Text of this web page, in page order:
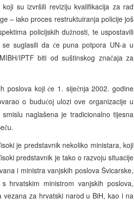
su izvršili reviziju kvalifikacija za rad
– iako proces restruktuiranja policije još
policijskih dužnosti, te uspostavili
suglasili da će puna potpora UN-a u
IPTF biti od suštinskog značaja za
poslova kojiće 1. siječnja 2002. godine
o budućoj ulozi ove organizacije u
naglašena je tradicionalno tijesna
ču.
je predstavnik nekoliko ministara, koji
predstavnik je tako o razvoju situacije
i ministra vanjskih poslova Švicarske,
hrvatskim ministrom vanjskih poslova,
vezana za hrvatski narod u BiH, kao i na